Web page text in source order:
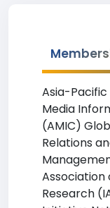
Asia-Pacific
Media
(AMIC)
Relations
Association
Research